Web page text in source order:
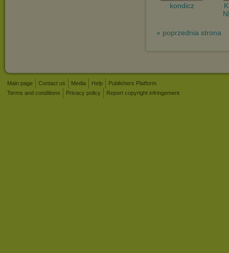
kondicz
« poprzednia strona
Main page Contact us Media Help
Publishers Platform
Terms and conditions
Privacy policy Report copyright infringement